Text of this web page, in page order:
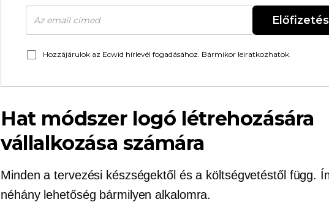
Előfizetés
Hozzájárulok az Ecwid hírlevél fogadásához. Bármikor leiratkozhatok.
Hat módszer logó létrehozására
vállalkozása számára
Minden a tervezési készségektől és a költségvetéstől függ.
néhány lehetőség bármilyen alkalomra.